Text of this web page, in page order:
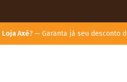
Loja Axé? — Garanta já seu desconto